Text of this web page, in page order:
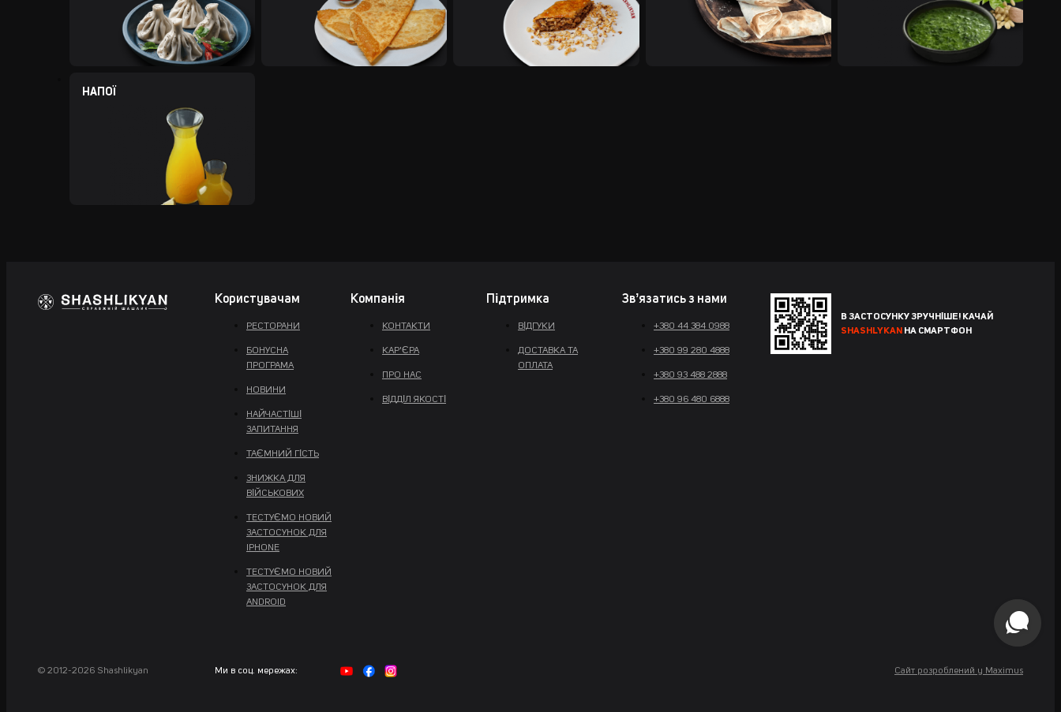
НАПОЇ
Користувачам
РЕСТОРАНИ
БОНУСНА
ПРОГРАМА
НОВИНИ
НАЙЧАСТІШІ
ЗАПИТАННЯ
ТАЄМНИЙ ГІСТЬ
ЗНИЖКА ДЛЯ
ВІЙСЬКОВИХ
ТЕСТУЄМО НОВИЙ
ЗАСТОСУНОК ДЛЯ
IPHONE
ТЕСТУЄМО НОВИЙ
ЗАСТОСУНОК ДЛЯ
ANDROID
Компанія
КОНТАКТИ
КАР'ЄРА
ПРО НАС
ВІДДІЛ ЯКОСТІ
Підтримка
ВІДГУКИ
ДОСТАВКА ТА
ОПЛАТА
Звʼязатись з нами
+380 44 384 0988
+380 99 280 4888
+380 93 488 2888
+380 96 480 6888
В ЗАСТОСУНКУ ЗРУЧНІШЕ! КАЧАЙ
SHASHLYKAN НА СМАРТФОН
© 2012-2026 Shashlikyan Ми в соц. мережах: Сайт розроблений у Maximus